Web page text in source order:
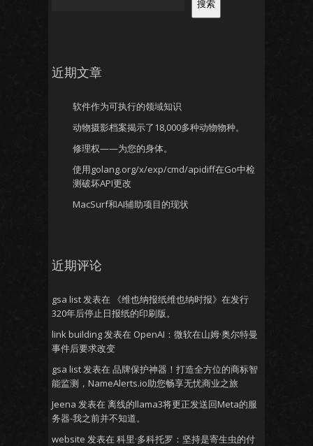
搜索
近期文章
软件作为可执行的领域知识
动物摄影档案揭示了18,000多种动物物种。
修理权——为您的身体。
使用golang.org/x/exp/cmd/apidiff在Go中检
测破坏API更改
MacSurf和AI辅助项目的现状
近期评论
gsa list发表在
《维也纳报纸维也纳时报》在发行
320年后停止日报纸的印刷版。
link building发表在 OpenAI：微软在山姆·奥尔特曼
事件后要求改变
gsa list发表在 品牌保护神器！打造全方位的商标智
能监测，NameAlerts.io助您畅享无忧商业之旅
Jeena 发表在 离线的llama3将更正发送回Meta的服
务器-我之前并不知道。
website 发表在 科里·多科托罗：坚持是寄生虫的付